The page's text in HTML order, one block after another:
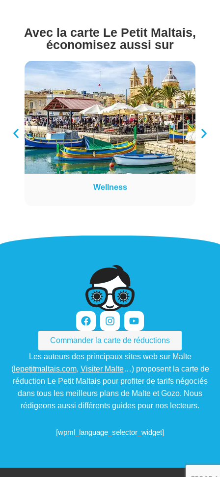
Avec la carte Le Petit Maltais,
économisez aussi sur
Wellness
Commander la carte de réductions
Les auteurs des principaux sites web sur Malte
(lepetitmaltais.com, Visiter Malte…) proposent la carte de
réduction Le Petit Maltais pour profiter de tarifs négociés
dans tous les meilleurs plans de Malte et Gozo. Nous
rédigeons aussi différents guides pour nos lecteurs.
[wpml_language_selector_widget]